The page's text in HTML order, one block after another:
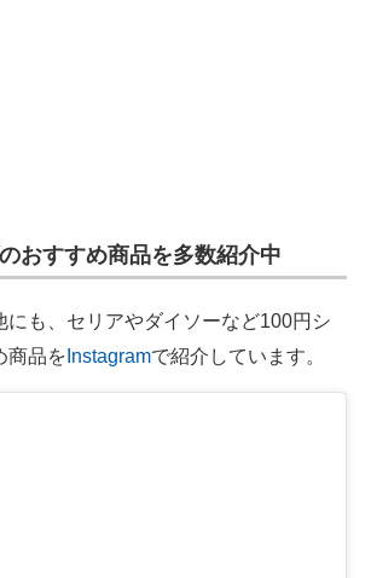
おすすめ商品を多数紹介中
も、セリアやダイソーなど100円シ
商品を Instagramで紹介しています。